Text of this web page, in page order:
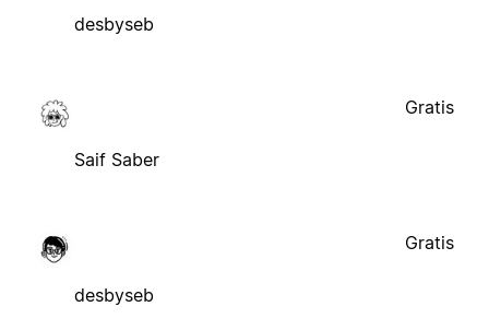
desbyseb
Saif Saber
Gratis
desbyseb
Gratis